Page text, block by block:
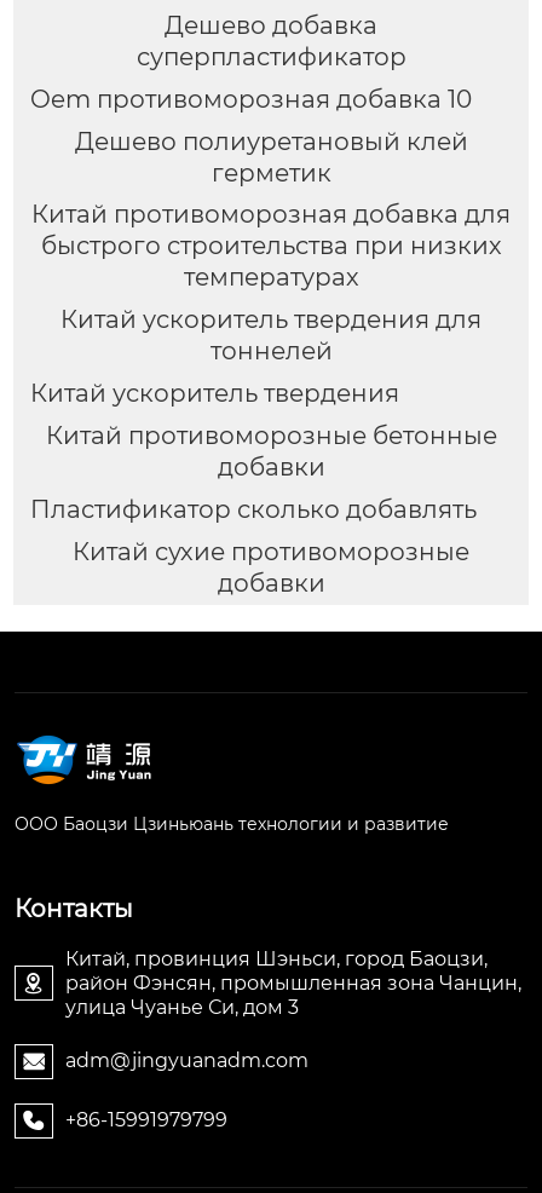
Дешево добавка
суперпластификатор
Oem противоморозная добавка 10
Дешево полиуретановый клей
герметик
Китай противоморозная добавка для
быстрого строительства при низких
температурах
Китай ускоритель твердения для
тоннелей
Китай ускоритель твердения
Китай противоморозные бетонные
добавки
Пластификатор сколько добавлять
Китай сухие противоморозные
добавки
ООО Баоцзи Цзиньюань технологии и развитие
Контакты

Китай, провинция Шэньси, город Баоцзи,
район Фэнсян, промышленная зона Чанцин,
улица Чуанье Си, дом 3
 adm@jingyuanadm.com
 +86-15991979799